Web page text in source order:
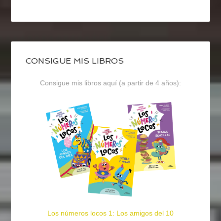
CONSIGUE MIS LIBROS
Consigue mis libros aquí (a partir de 4 años):
Los números locos 1: Los amigos del 10